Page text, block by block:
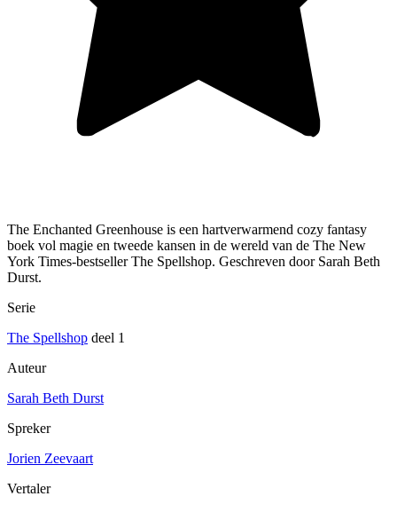
The Enchanted Greenhouse is een hartverwarmend cozy fantasy
boek vol magie en tweede kansen in de wereld van de The New
York Times-bestseller The Spellshop. Geschreven door Sarah Beth
Durst.
Serie
The Spellshop deel 1
Auteur
Sarah Beth Durst
Spreker
Jorien Zeevaart
Vertaler